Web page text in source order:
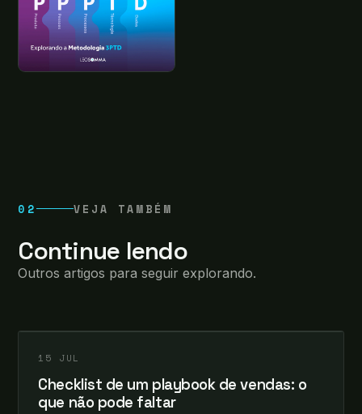
02 VEJA TAMBÉM
Continue lendo
Outros artigos para seguir explorando.
INSIGHTS
15 JUL
Checklist de um playbook de vendas: o
que não pode faltar